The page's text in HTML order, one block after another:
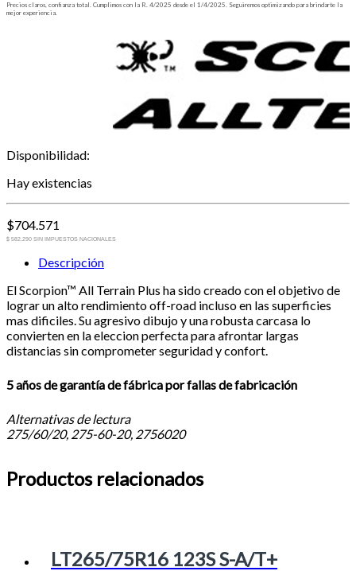
Precios claros, confianza total. Cumplimos con la R. 4/2025 desde el 1/4/2025. Seguiremos optimizando para brindarte la
mejor experiencia.
Disponibilidad:
Hay existencias
$704.571
$ 582.290 SIN IMPUESTOS NACIONALES
Descripción
El Scorpion™ All Terrain Plus ha sido creado con el objetivo de
lograr un alto rendimiento off-road incluso en las superficies
mas dificiles. Su agresivo dibujo y una robusta carcasa lo
convierten en la eleccion perfecta para afrontar largas
distancias sin comprometer seguridad y confort.
5 años de garantía de fábrica por fallas de fabricación
Alternativas de lectura
275/60/20, 275-60-20, 2756020
Productos relacionados
LT265/75R16 123S S-A/T+